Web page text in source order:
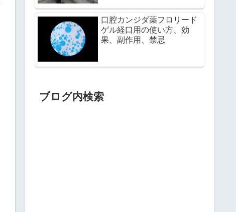
口腔カンジダ薬フロリード
ゲル経口用の使い方、効
果、副作用、禁忌
ブログ内検索